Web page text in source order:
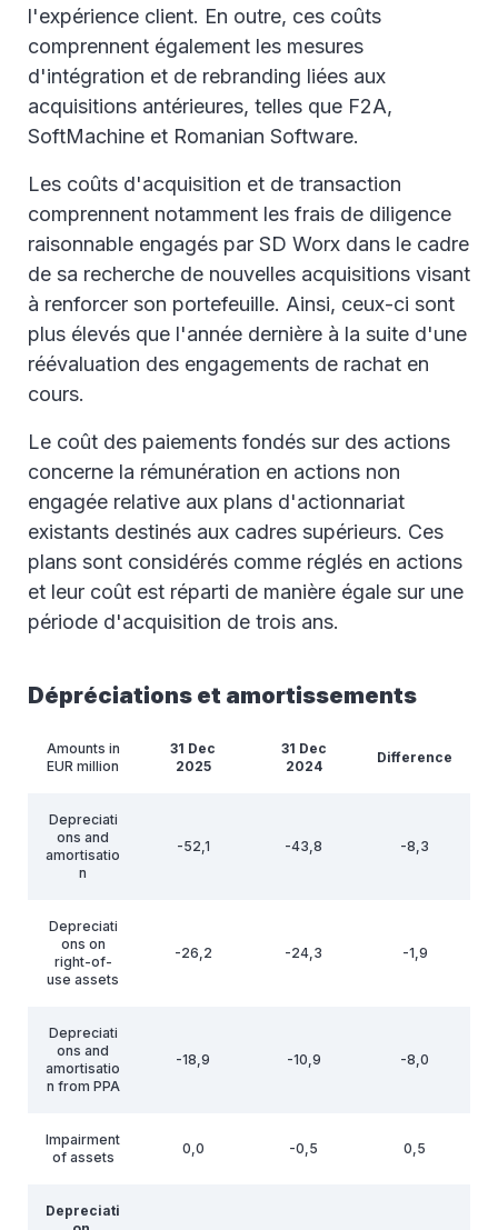
l'expérience client. En outre, ces coûts
comprennent également les mesures
d'intégration et de rebranding liées aux
acquisitions antérieures, telles que F2A,
SoftMachine et Romanian Software.
Les coûts d'acquisition et de transaction
comprennent notamment les frais de diligence
raisonnable engagés par SD Worx dans le cadre
de sa recherche de nouvelles acquisitions visant
à renforcer son portefeuille. Ainsi, ceux-ci sont
plus élevés que l'année dernière à la suite d'une
réévaluation des engagements de rachat en
cours.
Le coût des paiements fondés sur des actions
concerne la rémunération en actions non
engagée relative aux plans d'actionnariat
existants destinés aux cadres supérieurs. Ces
plans sont considérés comme réglés en actions
et leur coût est réparti de manière égale sur une
période d'acquisition de trois ans.
Dépréciations et amortissements
Amounts in
EUR million
31 Dec
2025
31 Dec
2024
Difference
Depreciati
ons and
amortisatio
n
-52,1 -43,8 -8,3
Depreciati
ons on
right-of-
use assets
-26,2 -24,3 -1,9
Depreciati
ons and
amortisatio
n from PPA
-18,9 -10,9 -8,0
Impairment
of assets
0,0 -0,5 0,5
Depreciati